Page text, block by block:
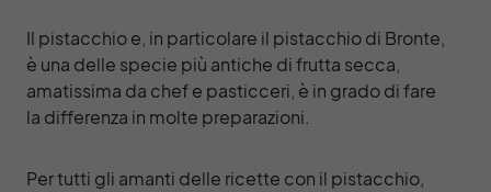
Il pistacchio e, in particolare il pistacchio di Bronte,
è una delle specie più antiche di frutta secca,
amatissima da chef e pasticceri, è in grado di fare
la differenza in molte preparazioni.
Per tutti gli amanti delle ricette con il pistacchio,